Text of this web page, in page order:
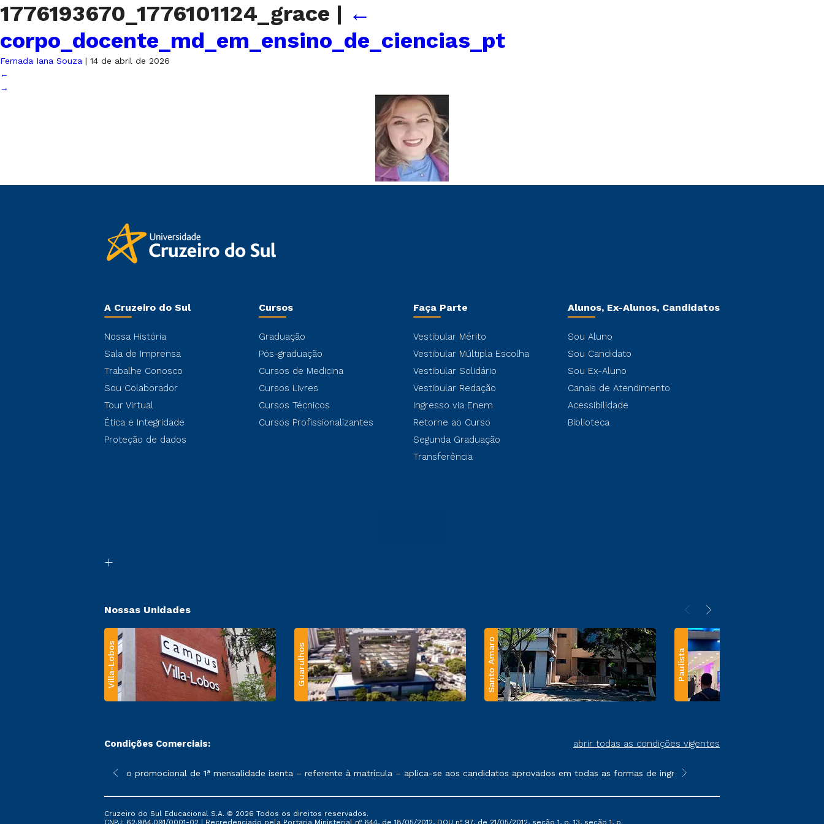
1776193670_1776101124_grace | ←
corpo_docente_md_em_ensino_de_ciencias_pt
Fernada Iana Souza | 14 de abril de 2026
←
→
A Cruzeiro do Sul
Nossa História
Sala de Imprensa
Trabalhe Conosco
Sou Colaborador
Tour Virtual
Ética e Integridade
Proteção de dados
Cursos
Graduação
Pós-graduação
Cursos de Medicina
Cursos Livres
Cursos Técnicos
Cursos Profissionalizantes
Faça Parte
Vestibular Mérito
Vestibular Múltipla Escolha
Vestibular Solidário
Vestibular Redação
Ingresso via Enem
Retorne ao Curso
Segunda Graduação
Transferência
Alunos, Ex-Alunos, Candidatos
Sou Aluno
Sou Candidato
Sou Ex-Aluno
Canais de Atendimento
Acessibilidade
Biblioteca
Nossas Unidades
Villa-Lobos Guarulhos Santo Amaro Paulista
Condições Comerciais: abrir todas as condições vigentes
sofrer alterações nos períodos de rematrícula conforme exposto no contrato de prestação de serviços.
*A condição promocional de 1ª mensalidade isenta – referente à matrícula – aplica-se aos candidatos aprovados em todas as formas de ingresso, exceto na prova on-line ou
**Semipresencial e EAD são
Cruzeiro do Sul Educacional S.A. © 2026 Todos os direitos reservados.
CNPJ: 62.984.091/0001-02 | Recredenciado pela Portaria Ministerial nº 644, de 18/05/2012, DOU nº 97, de 21/05/2012, seção 1, p. 13, seção 1, p.